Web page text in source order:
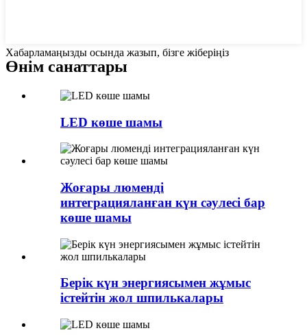
Хабарламаңызды осында жазып, бізге жіберіңіз
Өнім санаттары
LED көше шамы
Жоғары люменді
интеграцияланған күн сәулесі бар
көше шамы
Берік күн энергиясымен жұмыс
істейтін жол шпилькалары